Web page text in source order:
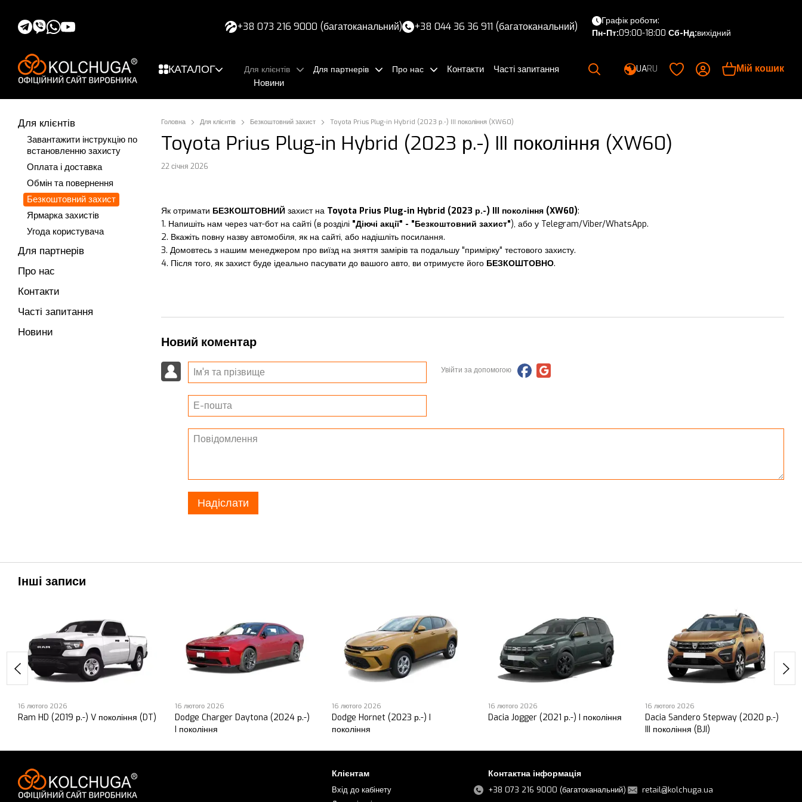
+38 073 216 9000 (багатоканальний) +38 044 36 36 911 (багатоканальний)
Графік роботи:
Пн-Пт:09:00-18:00 Сб-Нд:вихідний
КАТАЛОГ Для клієнтів Для партнерів Про нас Контакти
Часті запитання
Новини
UARU Мій кошик
Головна Для клієнтів Безкоштовний захист Toyota Prius Plug-in Hybrid (2023 р.-) III покоління (XW60)
Toyota Prius Plug-in Hybrid (2023 р.-) III покоління (XW60)
22 січня 2026
Як отримати БЕЗКОШТОВНИЙ захист на Toyota Prius Plug-in Hybrid (2023 р.-) III покоління (XW60):
1. Напишіть нам через чат-бот на сайті (в розділі "Діючі акції" - "Безкоштовний захист"), або у Telegram/Viber/WhatsApp.
2. Вкажіть повну назву автомобіля, як на сайті, або надішліть посилання.
3. Домовтесь з нашим менеджером про виїзд на зняття замірів та подальшу "примірку" тестового захисту.
4. Після того, як захист буде ідеально пасувати до вашого авто, ви отримуєте його БЕЗКОШТОВНО.
Новий коментар
Увійти за допомогою
Надіслати
Для клієнтів
Завантажити інструкцію по
встановленню захисту
Оплата і доставка
Обмін та повернення
Безкоштовний захист
Ярмарка захистів
Угода користувача
Для партнерів
Про нас
Контакти
Часті запитання
Новини
Інші записи
16 лютого 2026
Ram HD (2019 р.-) V покоління (DT)
16 лютого 2026
Dodge Charger Daytona (2024 р.-)
I покоління
16 лютого 2026
Dodge Hornet (2023 р.-) I
покоління
16 лютого 2026
Dacia Jogger (2021 р.-) I покоління
16 лютого 2026
Dacia Sandero Stepway (2020 р.-)
III покоління (BJI)
Клієнтам
Вхід до кабінету
Контактна інформація
+38 073 216 9000 (багатоканальний)
retail@kolchuga.ua